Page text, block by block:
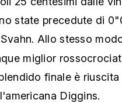
state precedute di
Allo stesso
miglior
finale è
Diggins.